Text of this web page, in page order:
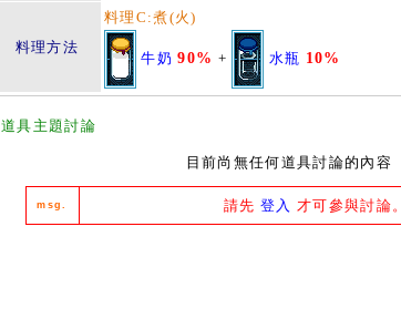
料理方法
料理C:煮(火)
牛奶 90% + 水瓶 10%
道具主題討論
目前尚無任何道具討論的內容
msg. 請先 登入 才可參與討論。